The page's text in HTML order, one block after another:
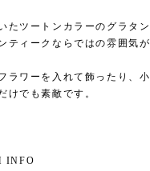
たツートンカラーのグラタ
ティークならではの雰囲気が
ラワーを入れて飾ったり、
けでも素敵です。
INFO